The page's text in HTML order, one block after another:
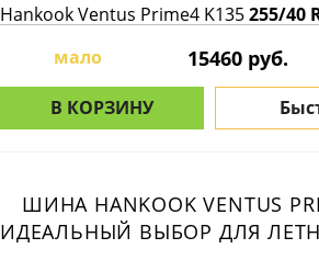
Hankook Ventus Prime4 K135255/40
мало
15460 руб.
В КОРЗИНУ
ШИНА HANKOOK VENTUS
ИДЕАЛЬНЫЙ ВЫБОР ДЛЯ